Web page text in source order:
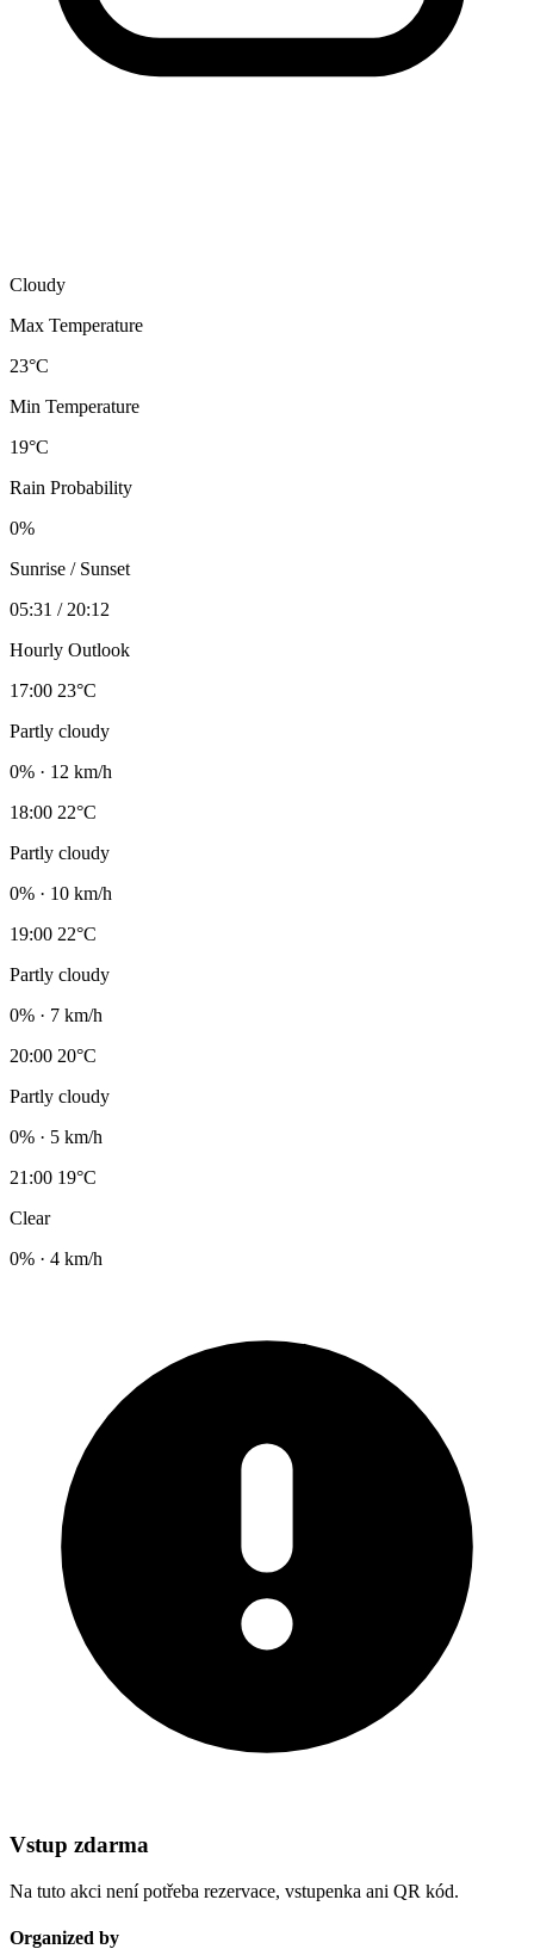
Cloudy
Max Temperature
23°C
Min Temperature
19°C
Rain Probability
0%
Sunrise / Sunset
05:31 / 20:12
Hourly Outlook
17:00 23°C
Partly cloudy
0% · 12 km/h
18:00 22°C
Partly cloudy
0% · 10 km/h
19:00 22°C
Partly cloudy
0% · 7 km/h
20:00 20°C
Partly cloudy
0% · 5 km/h
21:00 19°C
Clear
0% · 4 km/h
Vstup zdarma
Na tuto akci není potřeba rezervace, vstupenka ani QR kód.
Organized by